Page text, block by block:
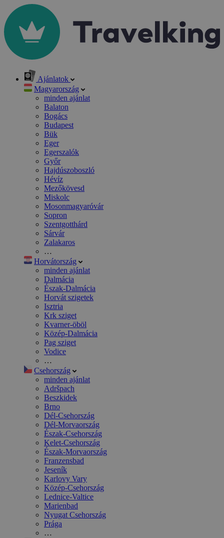
Ajánlatok
Magyarország
minden ajánlat
Balaton
Bogács
Budapest
Bük
Eger
Egerszalók
Győr
Hajdúszoboszló
Hévíz
Mezőkövesd
Miskolc
Mosonmagyaróvár
Sopron
Szentgotthárd
Sárvár
Zalakaros
…
Horvátország
minden ajánlat
Dalmácia
Észak-Dalmácia
Horvát szigetek
Isztria
Krk sziget
Kvarner-öböl
Közép-Dalmácia
Pag sziget
Vodice
…
Csehország
minden ajánlat
Adršpach
Beszkidek
Brno
Dél-Csehország
Dél-Morvaország
Észak-Csehország
Kelet-Csehország
Észak-Morvaország
Franzensbad
Jeseník
Karlovy Vary
Közép-Csehország
Lednice-Valtice
Marienbad
Nyugat Csehország
Prága
…